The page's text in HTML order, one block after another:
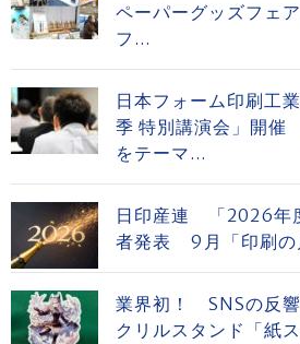
ペーパーグッズフェ
フ...
日本フォーム印刷工
季 特別講演会」開
をテーマ...
日印産連 「2026年
者発表 9月「印刷の
業界初！ SNSの反
クリルスタンド「紙